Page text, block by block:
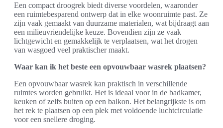
Een compact droogrek biedt diverse voordelen, waaronder
een ruimtebesparend ontwerp dat in elke woonruimte past. Ze
zijn vaak gemaakt van duurzame materialen, wat bijdraagt aan
een milieuvriendelijke keuze. Bovendien zijn ze vaak
lichtgewicht en gemakkelijk te verplaatsen, wat het drogen
van wasgoed veel praktischer maakt.
Waar kan ik het beste een opvouwbaar wasrek plaatsen?
Een opvouwbaar wasrek kan praktisch in verschillende
ruimtes worden gebruikt. Het is ideaal voor in de badkamer,
keuken of zelfs buiten op een balkon. Het belangrijkste is om
het rek te plaatsen op een plek met voldoende luchtcirculatie
voor een snellere droging.